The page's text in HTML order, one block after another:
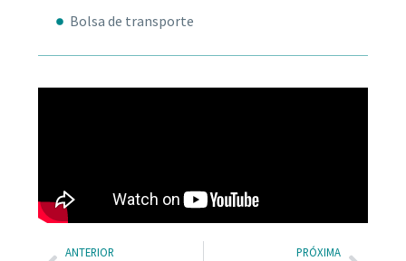
Bolsa de transporte
ANTERIOR PRÓXIMA